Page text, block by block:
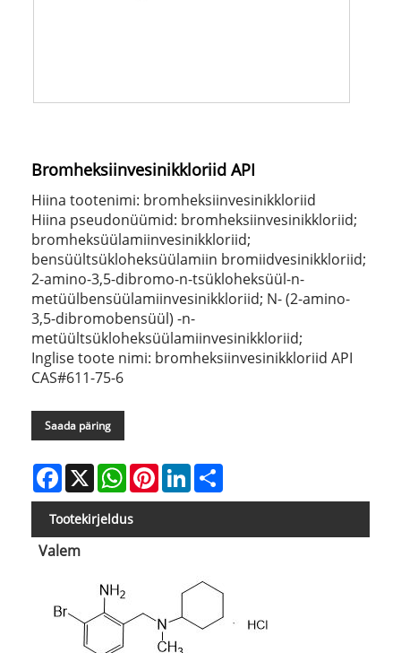
Bromheksiinvesinikkloriid API
Hiina tootenimi: bromheksiinvesinikkloriid
Hiina pseudonüümid: bromheksiinvesinikkloriid;
bromheksüülamiinvesinikkloriid;
bensüültsükloheksüülamiin bromiidvesinikkloriid;
2-amino-3,5-dibromo-n-tsükloheksüül-n-
metüülbensüülamiinvesinikkloriid; N- (2-amino-
3,5-dibromobensüül) -n-
metüültsükloheksüülamiinvesinikkloriid;
Inglise toote nimi: bromheksiinvesinikkloriid API
CAS#611-75-6
Saada päring
Facebook
X WhatsAppPinterestLinkedIn
Tootekirjeldus
Valem